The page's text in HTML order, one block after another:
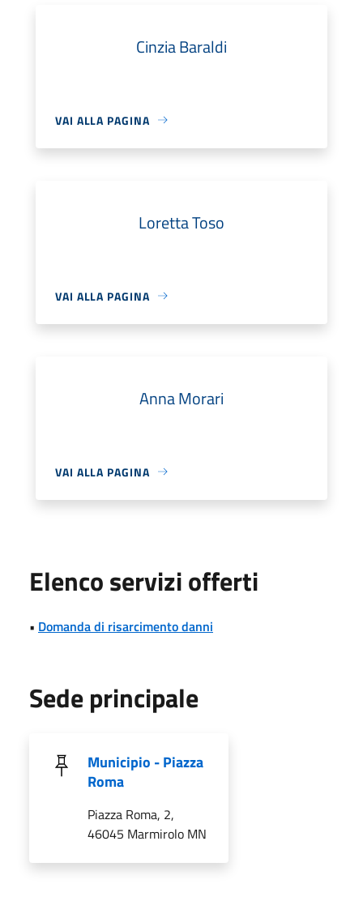
Cinzia Baraldi
VAI ALLA PAGINA
Loretta Toso
VAI ALLA PAGINA
Anna Morari
VAI ALLA PAGINA
Elenco servizi offerti
• Domanda di risarcimento danni
Sede principale
Municipio - Piazza
Roma
Piazza Roma, 2,
46045 Marmirolo MN